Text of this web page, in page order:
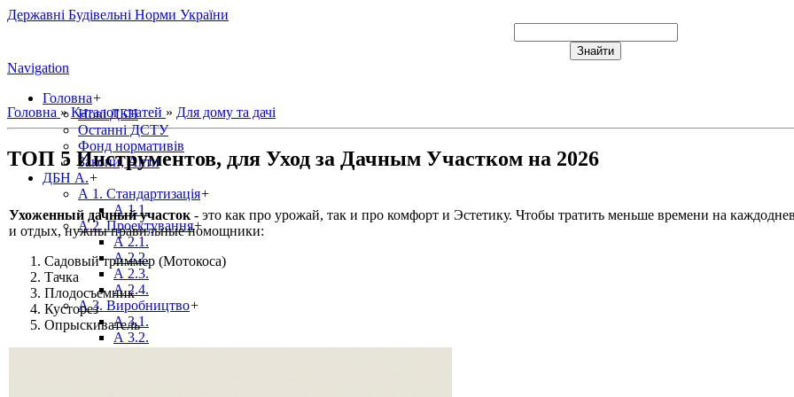
Державні Будівельні Норми України
Navigation
Головна+
Нові ДБН
Останні ДСТУ
Фонд нормативів
Закони, Акти
ДБН А.+
А 1. Стандартизація+
А 1.1.
А 2. Проектування+
А 2.1.
А 2.2.
А 2.3.
А 2.4.
А 3. Виробництво+
А 3.1.
А 3.2.
Головна » Каталог статей » Для дому та дачі
ТОП 5 Инструментов, для Уход за Дачным Участком на 2026
Ухоженный дачный участок - это как про урожай, так и про комфорт и Эстетику. Чтобы тратить меньше времени на
и отдых, нужны правильные помощники:
Садовый триммер (Мотокоса)
Тачка
Плодосъемник
Кусторез
Опрыскиватель